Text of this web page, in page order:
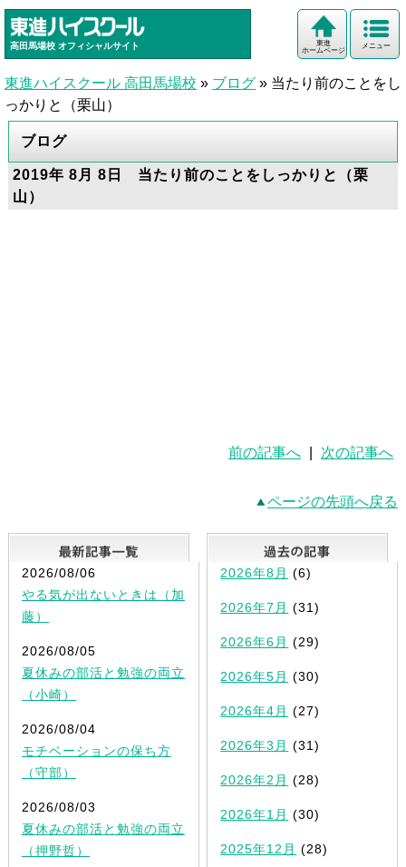
高田馬場校 オフィシャルサイト メニュー
東進
ホームページ
東進ハイスクール 高田馬場校 » ブログ » 当たり前のことをし
っかりと（栗山）
ブログ
2019年 8月 8日 当たり前のことをしっかりと（栗
山）
前の記事へ 次の記事へ
ページの先頭へ戻る
最新記事一覧
2026/08/06
やる気が出ないときは（加
藤）
2026/08/05
夏休みの部活と勉強の両立
（小崎）
2026/08/04
モチベーションの保ち方
（守部）
2026/08/03
夏休みの部活と勉強の両立
（押野哲）
2026年8月 (6)
2026年7月 (31)
2026年6月 (29)
2026年5月 (30)
2026年4月 (27)
2026年3月 (31)
2026年2月 (28)
2026年1月 (30)
2025年12月 (28)